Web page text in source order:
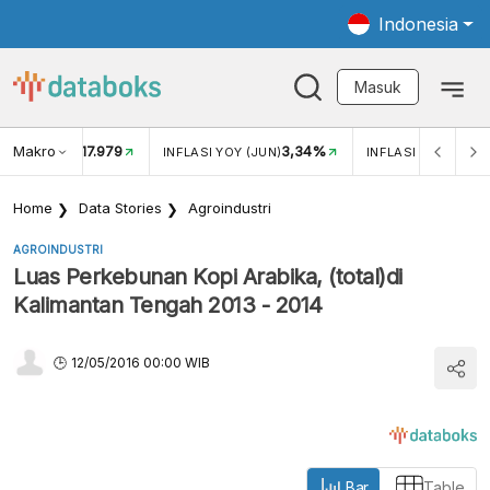
Indonesia
Masuk
Makro
USD/IDR 17.979 INFLASI YOY (JUN)3,34% INFLASI MOM
Home Data Stories Agroindustri
AGROINDUSTRI
Luas Perkebunan Kopi Arabika, (total)di
Kalimantan Tengah 2013 - 2014
12/05/2016 00:00 WIB